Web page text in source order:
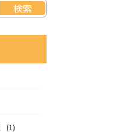
(1)